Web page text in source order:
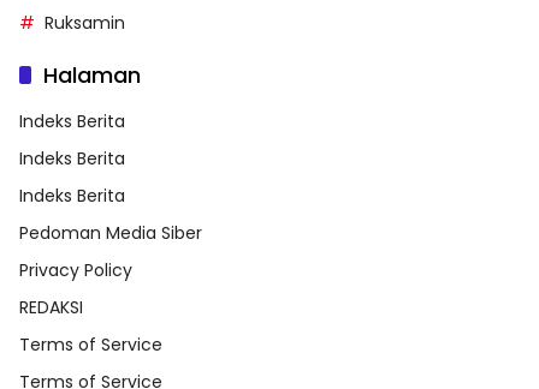
Ruksamin
Halaman
Indeks Berita
Indeks Berita
Indeks Berita
Pedoman Media Siber
Privacy Policy
REDAKSI
Terms of Service
Terms of Service